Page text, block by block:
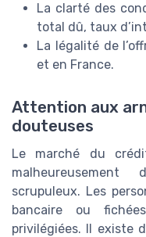
La clarté des
total dû, taux
La légalité de
et en France.
Attention aux
douteuses
Le marché du
scrupuleux. Les
bancaire ou
privilégiées. Il existe